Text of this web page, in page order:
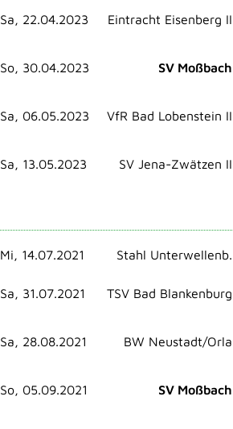
Sa, 22.04.2023 Eintracht Eisenberg II
So, 30.04.2023 SV Moßbach
Sa, 06.05.2023 VfR Bad Lobenstein II
Sa, 13.05.2023 SV Jena-Zwätzen II
Mi, 14.07.2021 Stahl Unterwellenb.
Sa, 31.07.2021 TSV Bad Blankenburg
Sa, 28.08.2021 BW Neustadt/Orla
So, 05.09.2021 SV Moßbach